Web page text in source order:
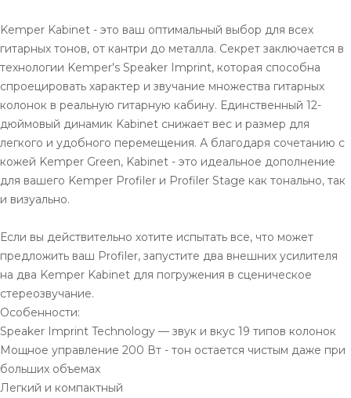
Kemper Kabinet - это ваш оптимальный выбор для всех
гитарных тонов, от кантри до металла. Секрет заключается в
технологии Kemper's Speaker Imprint, которая способна
спроецировать характер и звучание множества гитарных
колонок в реальную гитарную кабину. Единственный 12-
дюймовый динамик Kabinet снижает вес и размер для
легкого и удобного перемещения. А благодаря сочетанию с
кожей Kemper Green, Kabinet - это идеальное дополнение
для вашего Kemper Profiler и Profiler Stage как тонально, так
и визуально.
Если вы действительно хотите испытать все, что может
предложить ваш Profiler, запустите два внешних усилителя
на два Kemper Kabinet для погружения в сценическое
стереозвучание.
Особенности:
Speaker Imprint Technology — звук и вкус 19 типов колонок
Мощное управление 200 Вт - тон остается чистым даже при
больших объемах
Легкий и компактный